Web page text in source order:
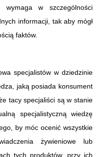
w szczególności
informacji, tak aby mógł
faktów.
specjalistów w dziedzinie
jaką posiada konsument
tacy specjaliści są w stanie
specjalistyczną wiedzę
by móc ocenić wszystkie
żywieniowe lub
tych produktów, przy ich